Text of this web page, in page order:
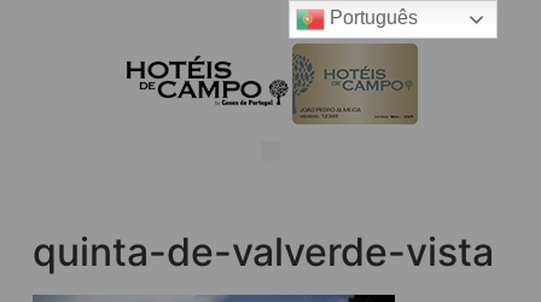
quinta-de-valverde-vista
Português